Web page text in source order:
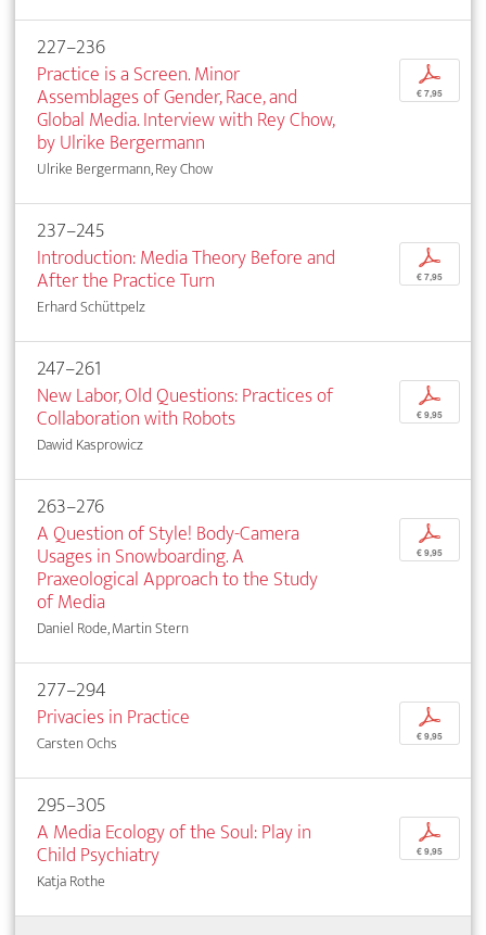
227–236
Practice is a Screen. Minor
Assemblages of Gender, Race, and
Global Media. Interview with Rey Chow,
by Ulrike Bergermann
Ulrike Bergermann, Rey Chow
p
€ 7,95
237–245
Introduction: Media Theory Before and
After the Practice Turn
Erhard Schüttpelz
p
€ 7,95
247–261
New Labor, Old Questions: Practices of
Collaboration with Robots
Dawid Kasprowicz
p
€ 9,95
263–276
A Question of Style! Body-Camera
Usages in Snowboarding. A
Praxeological Approach to the Study
of Media
Daniel Rode, Martin Stern
p
€ 9,95
277–294
Privacies in Practice
Carsten Ochs
p
€ 9,95
295–305
A Media Ecology of the Soul: Play in
Child Psychiatry
Katja Rothe
p
€ 9,95